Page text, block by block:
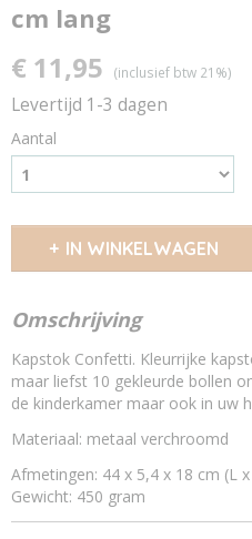
cm lang
€ 11,95 (inclusief btw 21%)
Levertijd 1-3 dagen
Aantal
IN WINKELWAGEN
Omschrijving
Kapstok Confetti. Kleurrijke
maar liefst 10 gekleurde bollen
de kinderkamer maar ook in uw
Materiaal: metaal verchroomd
Afmetingen: 44 x 5,4 x 18 cm (L
Gewicht: 450 gram